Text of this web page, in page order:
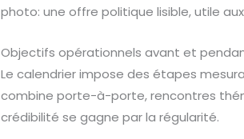
photo: une offre politique lisible, utile
Objectifs opérationnels avant et
Le calendrier impose des étapes
combine porte-à-porte, rencontres
crédibilité se gagne par la régularité.